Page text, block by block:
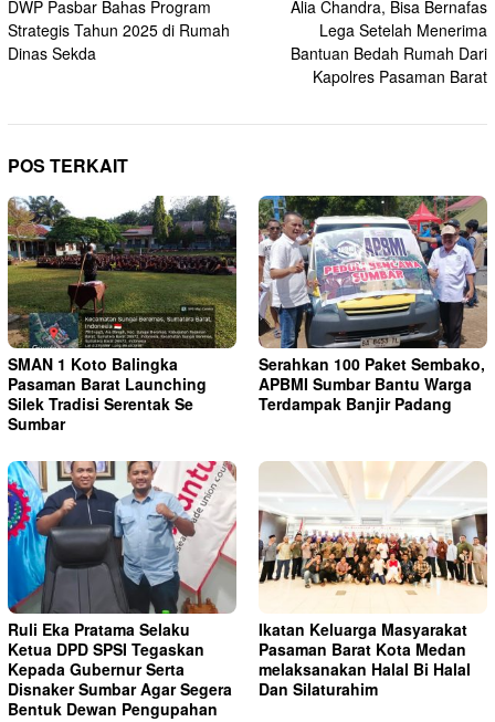
pos
DWP Pasbar Bahas Program
Strategis Tahun 2025 di Rumah
Dinas Sekda
Alia Chandra, Bisa Bernafas
Lega Setelah Menerima
Bantuan Bedah Rumah Dari
Kapolres Pasaman Barat
POS TERKAIT
SMAN 1 Koto Balingka
Pasaman Barat Launching
Silek Tradisi Serentak Se
Sumbar
Serahkan 100 Paket Sembako,
APBMI Sumbar Bantu Warga
Terdampak Banjir Padang
Ruli Eka Pratama Selaku
Ketua DPD SPSI Tegaskan
Kepada Gubernur Serta
Disnaker Sumbar Agar Segera
Bentuk Dewan Pengupahan
Ikatan Keluarga Masyarakat
Pasaman Barat Kota Medan
melaksanakan Halal Bi Halal
Dan Silaturahim